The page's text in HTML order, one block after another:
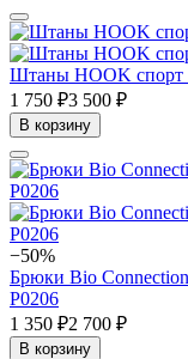
Штаны HOOK спорт
1 750 ₽3 500 ₽
В корзину
−50%
Брюки Bio
Р0206
1 350 ₽2 700 ₽
В корзину